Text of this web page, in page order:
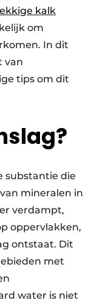
kalk
om
In dit
van
tips om dit
substantie die
mineralen in
verdampt,
oppervlakken,
ontstaat. Dit
met
water is niet